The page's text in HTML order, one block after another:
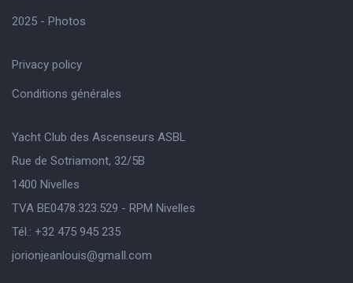
2025 - Photos
Privacy policy
Conditions générales
Yacht Club des Ascenseurs ASBL
Rue de Sotriamont, 32/5B
1400 Nivelles
TVA BE0478.323.529 - RPM Nivelles
Tél.: +32 475 945 235
jorionjeanlouis@gmaIl.com